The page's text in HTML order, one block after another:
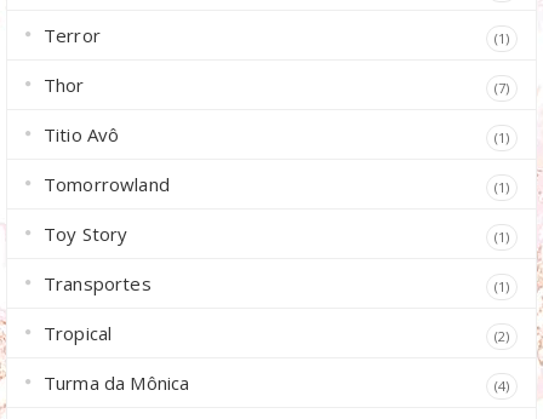
Terror (1)
Thor (7)
Titio Avô (1)
Tomorrowland (1)
Toy Story (1)
Transportes (1)
Tropical (2)
Turma da Mônica (4)